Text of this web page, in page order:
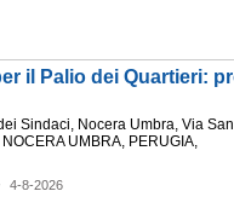
il Palio dei Quartieri:
Sindaci, Nocera Umbra, Via San
NOCERA UMBRA, PERUGIA,
4-8-2026